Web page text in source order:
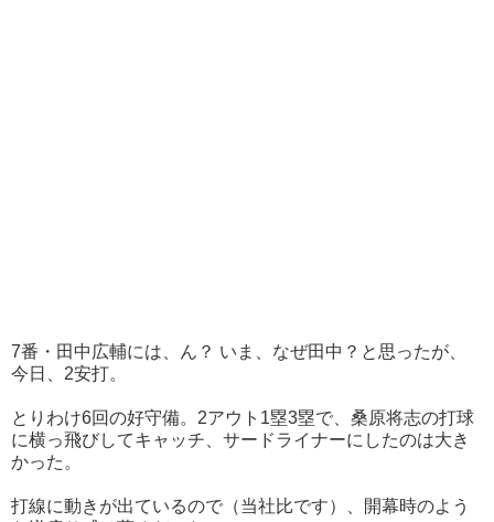
7番・田中広輔には、ん？ いま、なぜ田中？と思ったが、
今日、2安打。
とりわけ6回の好守備。2アウト1塁3塁で、桑原将志の打球
に横っ飛びしてキャッチ、サードライナーにしたのは大き
かった。
打線に動きが出ているので（当社比です）、開幕時のよう